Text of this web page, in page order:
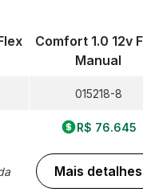
Comfort 1.0 12v
Manual
015218-8
R$ 76.645
Mais detalhes